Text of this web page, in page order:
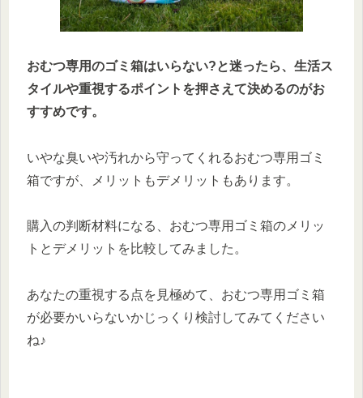
おむつ専用のゴミ箱はいらない?と迷ったら、生活ス
タイルや重視するポイントを押さえて決めるのがお
すすめです。
いやな臭いや汚れから守ってくれるおむつ専用ゴミ
箱ですが、メリットもデメリットもあります。
購入の判断材料になる、おむつ専用ゴミ箱のメリッ
トとデメリットを比較してみました。
あなたの重視する点を見極めて、おむつ専用ゴミ箱
が必要かいらないかじっくり検討してみてください
ね♪